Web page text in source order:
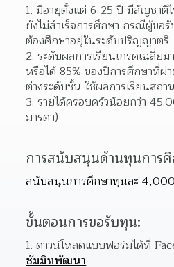
1. มีอายุตั้งแต่ 6-25 ปี มีสัญชา
ยังไม่สำเร็จการศึกษา กรณีผู้ขอ
ต้องศึกษาอยุ่ในระดับปริญญาตรี
2. ระดับผลการเรียนเกรดเฉลี่ย
หรือได้ 85% ของปีการศึกษาที่
ต่างระดับชั้น ใช้ผลการเรียนสถ
3. รายได้ครอบครัวน้อยกว่า
มารดา)
การสนับสนุนด้านทุนการ
สนับสนุนการศึกษาทุนละ
ขั้นตอนการขอรับทุน:
1. ดาวน์โหลดแบบฟอร์มได้ที่
ซัมมิทพัฒนา